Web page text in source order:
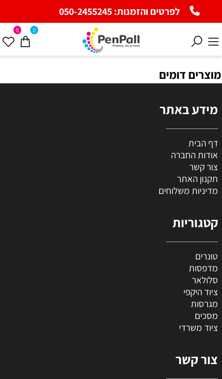
לפרטים והזמנות:050-2455245
0 0
מוצרים דומים
מידע באתר
דף הבית
אודות החברה
צור קשר
תקנון האתר
מדיניות משלוחים
קטגוריות
טונרים
מדפסות
סלולאר
ציוד היקפי
מגרסות
מסכים
ציוד משרדי
צור קשר